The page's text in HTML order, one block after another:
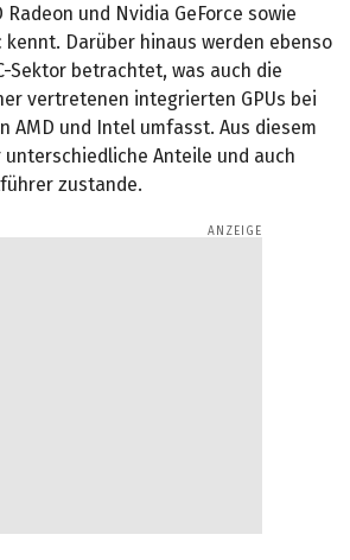
Radeon und Nvidia GeForce sowie
Darüber hinaus werden ebenso
Sektor betrachtet, was auch die
vertretenen integrierten GPUs bei
AMD und Intel umfasst. Aus diesem
unterschiedliche Anteile und auch
zustande.